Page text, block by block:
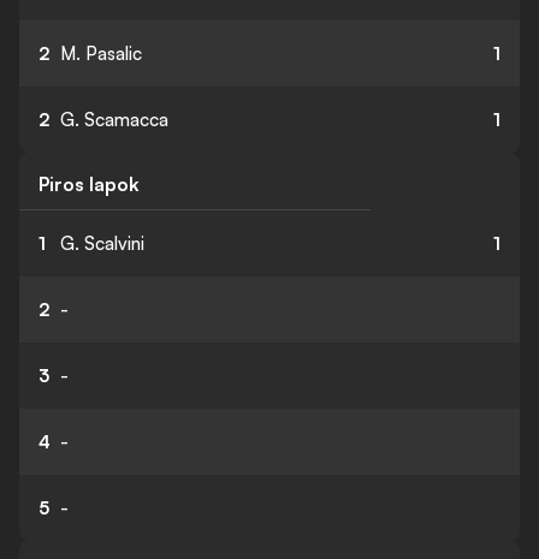
2 M. Pasalic 1
2 G. Scamacca 1
Piros lapok
1 G. Scalvini 1
2 -
3 -
4 -
5 -